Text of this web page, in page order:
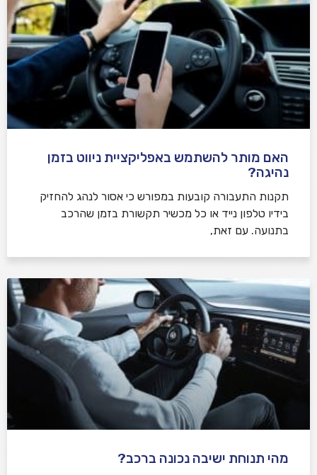
האם מותר להשתמש באפליקציית ניווט בזמן
נהיגה?
תקנות התעבורה קובעות במפורש כי אסור לנהג להחזיק
בידיו טלפון נייד או כל מכשיר תקשורת בזמן שהרכב
בתנועה. עם זאת,
מהי תנוחת ישיבה נכונה ברכב?